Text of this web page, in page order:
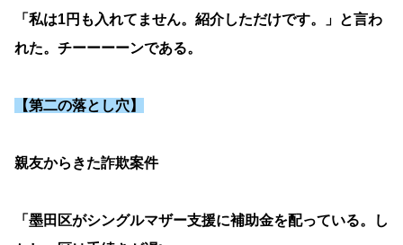
「私は1円も入れてません。紹介しただけです。」と言わ
れた。チーーーーンである。
【第二の落とし穴】
親友からきた詐欺案件
「墨田区がシングルマザー支援に補助金を配っている。し